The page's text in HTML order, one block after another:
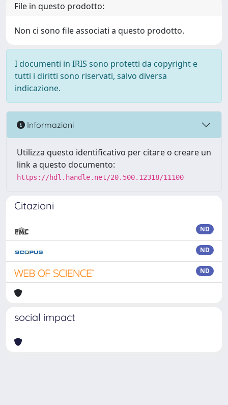
File in questo prodotto:
Non ci sono file associati a questo prodotto.
I documenti in IRIS sono protetti da copyright e
tutti i diritti sono riservati, salvo diversa
indicazione.
Informazioni
Utilizza questo identificativo per citare o creare un
link a questo documento:
https://hdl.handle.net/20.500.12318/11100
Citazioni
ND
ND
ND
social impact